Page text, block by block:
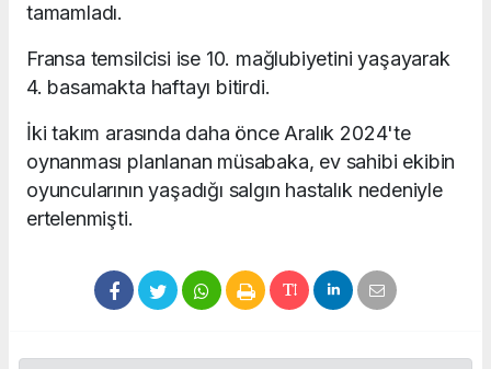
tamamladı.
Fransa temsilcisi ise 10. mağlubiyetini yaşayarak
4. basamakta haftayı bitirdi.
İki takım arasında daha önce Aralık 2024'te
oynanması planlanan müsabaka, ev sahibi ekibin
oyuncularının yaşadığı salgın hastalık nedeniyle
ertelenmişti.